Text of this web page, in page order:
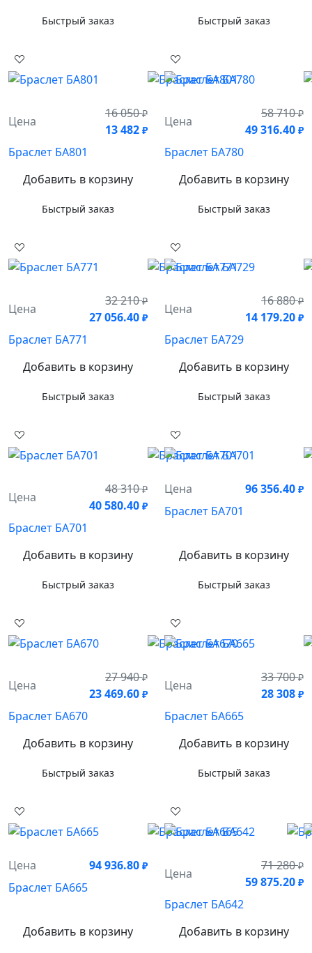
Быстрый заказ Быстрый заказ
Цена
16 050₽
13 482 ₽
Браслет БА801
Добавить в корзину
Быстрый заказ
Цена
58 710₽
49 316.40 ₽
Браслет БА780
Добавить в корзину
Быстрый заказ
Цена
32 210₽
27 056.40 ₽
Браслет БА771
Добавить в корзину
Быстрый заказ
Цена
16 880₽
14 179.20 ₽
Браслет БА729
Добавить в корзину
Быстрый заказ
Цена
48 310₽
40 580.40 ₽
Браслет БА701
Добавить в корзину
Быстрый заказ
Цена 96 356.40 ₽
Браслет БА701
Добавить в корзину
Быстрый заказ
Цена
27 940₽
23 469.60 ₽
Браслет БА670
Добавить в корзину
Быстрый заказ
Цена
33 700₽
28 308 ₽
Браслет БА665
Добавить в корзину
Быстрый заказ
Цена 94 936.80 ₽
Браслет БА665
Добавить в корзину
Цена
71 280₽
59 875.20 ₽
Браслет БА642
Добавить в корзину